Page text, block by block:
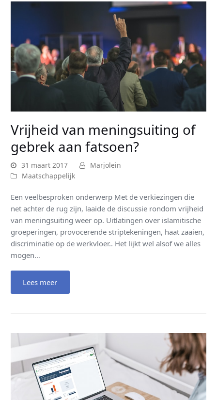
Vrijheid van meningsuiting of
gebrek aan fatsoen?
31 maart 2017
Marjolein
Maatschappelijk
Een veelbesproken onderwerp Met de verkiezingen die
net achter de rug zijn, laaide de discussie rondom vrijheid
van meningsuiting weer op. Uitlatingen over islamitische
groeperingen, provocerende striptekeningen, haat zaaien,
discriminatie op de werkvloer.. Het lijkt wel alsof we alles
mogen…
Lees meer